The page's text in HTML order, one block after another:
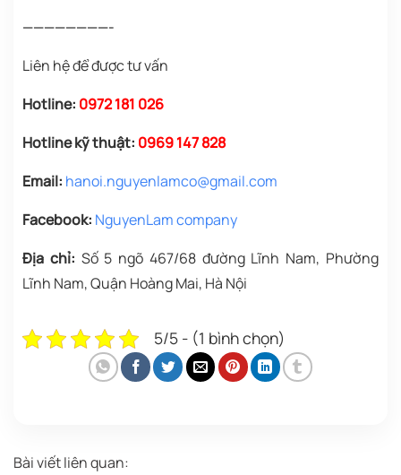
————————-
Liên hệ để được tư vấn
Hotline: 0972 181 026
Hotline kỹ thuật: 0969 147 828
Email: hanoi.nguyenlamco@gmail.com
Facebook: NguyenLam company
Địa chỉ: Số 5 ngõ 467/68 đường Lĩnh Nam, Phường
Lĩnh Nam, Quận Hoàng Mai, Hà Nội
5/5 - (1 bình chọn)
Bài viết liên quan: